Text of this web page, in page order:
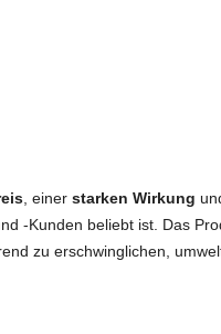
, einer starken Wirkung
-Kunden beliebt ist. Das
zu erschwinglichen,